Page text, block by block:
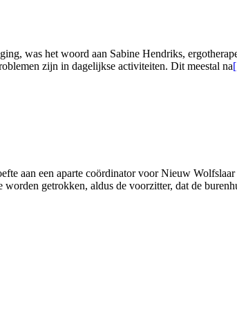
was het woord aan Sabine Hendriks,
zijn in dagelijkse activiteiten. Dit meestal na
aan een aparte coördinator voor Nieuw
getrokken, aldus de voorzitter, dat de